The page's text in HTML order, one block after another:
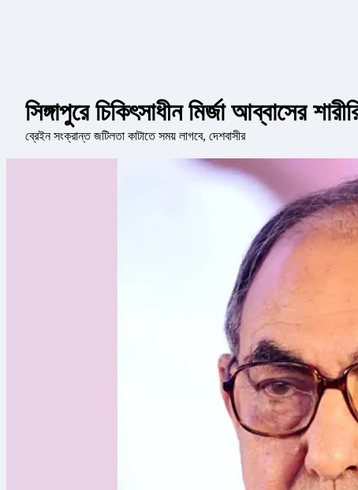
সিঙ্গাপুরে চিকিৎসাধীন মির্জা আব্বাসের
ব্রেইন সংক্রান্ত জটিলতা কাটাতে সময় লাগবে, দেশবাসীর